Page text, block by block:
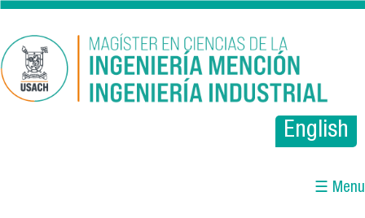
Pasar al contenido principal
English
☰ Menu